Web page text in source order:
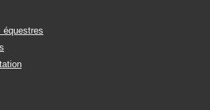
équestres